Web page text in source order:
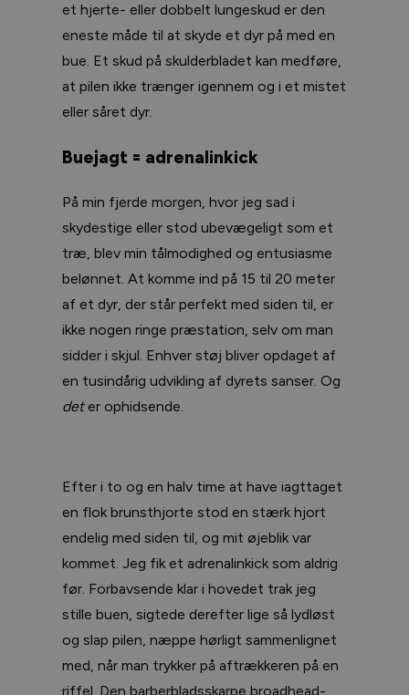
et hjerte- eller dobbelt lungeskud er den
eneste måde til at skyde et dyr på med en
bue. Et skud på skulderbladet kan medføre,
at pilen ikke trænger igennem og i et mistet
eller såret dyr.
Buejagt = adrenalinkick
På min fjerde morgen, hvor jeg sad i
skydestige eller stod ubevægeligt som et
træ, blev min tålmodighed og entusiasme
belønnet. At komme ind på 15 til 20 meter
af et dyr, der står perfekt med siden til, er
ikke nogen ringe præstation, selv om man
sidder i skjul. Enhver støj bliver opdaget af
en tusindårig udvikling af dyrets sanser. Og
deter ophidsende.
Efter i to og en halv time at have iagttaget
en flok brunsthjorte stod en stærk hjort
endelig med siden til, og mit øjeblik var
kommet. Jeg fik et adrenalinkick som aldrig
før. Forbavsende klar i hovedet trak jeg
stille buen, sigtede derefter lige så lydløst
og slap pilen, næppe hørligt sammenlignet
med, når man trykker på aftrækkeren på en
riffel. Den barberbladsskarpe broadhead-